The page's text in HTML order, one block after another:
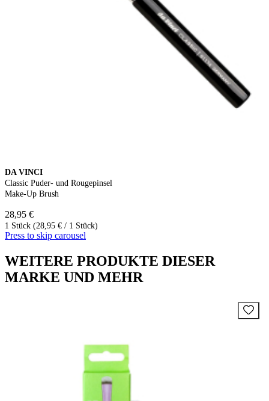
DA VINCI
Classic Puder- und Rougepinsel
Make-Up Brush
28,95 €
1 Stück (28,95 € / 1 Stück)
Press to skip carousel
WEITERE PRODUKTE DIESER
MARKE UND MEHR